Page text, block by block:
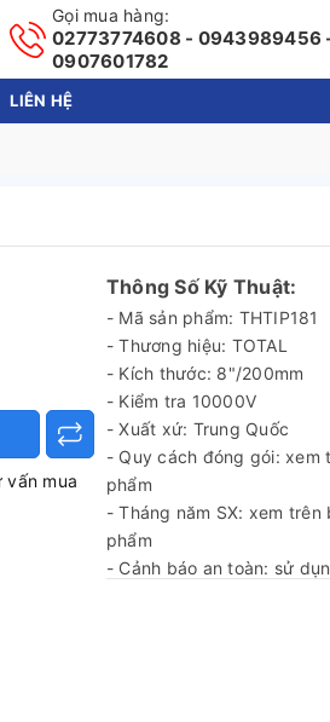
Gọi mua hàng:
02773774608 - 0943989456
0907601782
LIÊN HỆ
vấn mua
Thông Số Kỹ Thuật:
- Mã sản phẩm: THTIP181
- Thương hiệu: TOTAL
- Kích thước: 8"/200mm
- Kiểm tra 10000V
- Xuất xứ: Trung Quốc
- Quy cách đóng gói: xem
phẩm
- Tháng năm SX: xem trên
phẩm
- Cảnh báo an toàn: sử